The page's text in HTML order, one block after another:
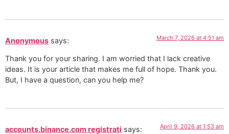
Anonymous says: March 7, 2026 at 4:51 am
Thank you for your sharing. I am worried that I lack creative
ideas. It is your article that makes me full of hope. Thank you.
But, I have a question, can you help me?
accounts.binance.com registrati says: April 9, 2026 at 1:53 am